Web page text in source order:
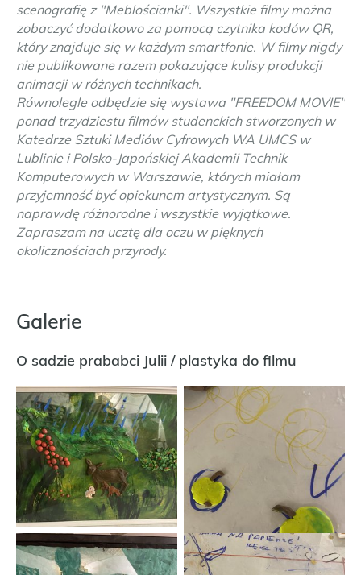
scenografię z "Meblościanki". Wszystkie filmy można
zobaczyć dodatkowo za pomocą czytnika kodów QR,
który znajduje się w każdym smartfonie. W filmy nigdy
nie publikowane razem pokazujące kulisy produkcji
animacji w różnych technikach.
Równolegle odbędzie się wystawa "FREEDOM MOVIE"
ponad trzydziestu filmów studenckich stworzonych w
Katedrze Sztuki Mediów Cyfrowych WA UMCS w
Lublinie i Polsko-Japońskiej Akademii Technik
Komputerowych w Warszawie, których miałam
przyjemność być opiekunem artystycznym. Są
naprawdę różnorodne i wszystkie wyjątkowe.
Zapraszam na ucztę dla oczu w pięknych
okolicznościach przyrody.
Galerie
O sadzie prababci Julii / plastyka do filmu